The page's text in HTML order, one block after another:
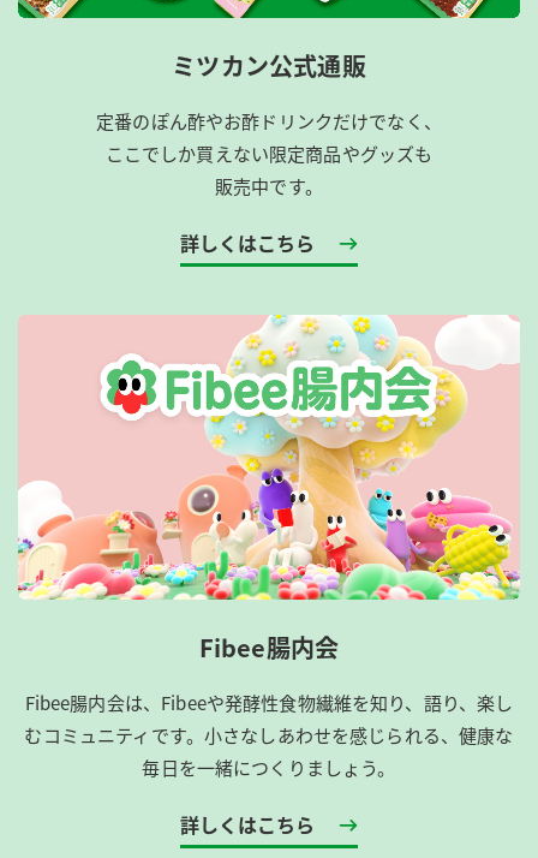
ミツカン公式通販
定番のぽん酢やお酢ドリンクだけでなく、
ここでしか買えない限定商品やグッズも
販売中です。
詳しくはこちら
Fibee腸内会
Fibee腸内会は、​Fibeeや発酵性食物繊維を知り、語り、楽し
むコミュニティです。​小さなしあわせを感じられる、健康な
毎日を一緒につくりましょう。
詳しくはこちら